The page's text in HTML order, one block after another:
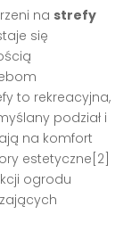
na strefy
się
to rekreacyjna,
podział i
na komfort
estetyczne[2]
ogrodu